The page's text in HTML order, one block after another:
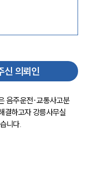
신 의뢰인
음주운전·교통사고분
결하고자 강릉사무실
니다.